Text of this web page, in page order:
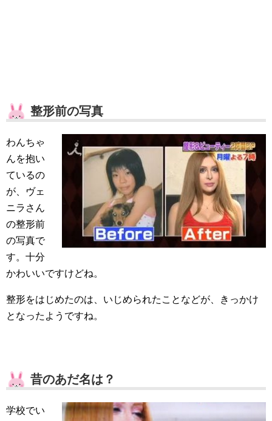
整形前の写真
わんちゃ
んを抱い
ているの
が、ヴェ
ニラさん
の整形前
の写真で
す。十分
かわいいですけどね。
整形をはじめたのは、いじめられたことなどが、きっかけ
となったようですね。
昔のあだ名は？
学校でい